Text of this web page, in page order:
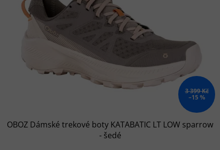
3 399 Kč
–15 %
OBOZ Dámské trekové boty KATABATIC LT LOW sparrow
- šedé